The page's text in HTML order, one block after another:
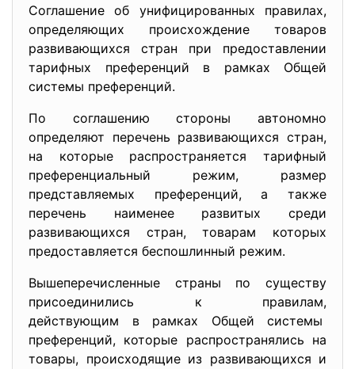
Соглашение об унифицированных правилах,
определяющих происхождение товаров
развивающихся стран при предоставлении
тарифных преференций в рамках Общей
системы преференций.
По соглашению стороны автономно
определяют перечень развивающихся стран,
на которые распространяется тарифный
преференциальный режим, размер
представляемых преференций, а также
перечень наименее развитых среди
развивающихся стран, товарам которых
предоставляется беспошлинный режим.
Вышеперечисленные страны по существу
присоединились к правилам,
действующим в рамках Общей системы
преференций, которые распространялись на
товары, происходящие из развивающихся и